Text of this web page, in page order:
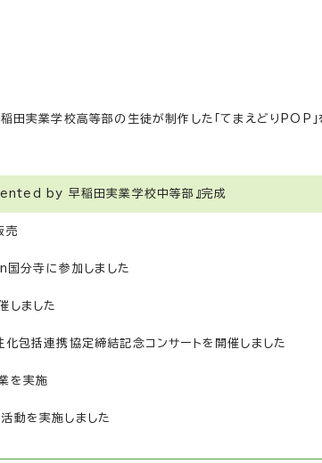
田実業学校高等部の生徒が制作した「てまえどりPOP」
by 早稲田実業学校中等部』完成
売
国分寺に参加しました
しました
包括連携協定締結記念コンサートを開催しました
を実施
動を実施しました